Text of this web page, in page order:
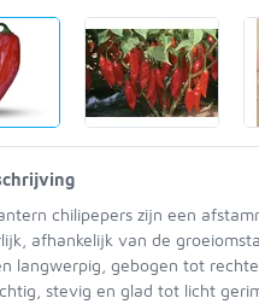
chilipepers zijn een
afhankelijk van de
langwerpig, gebogen tot
stevig en glad tot licht